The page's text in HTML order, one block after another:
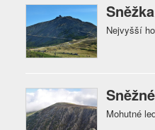
Nejvyšší
Mohutné